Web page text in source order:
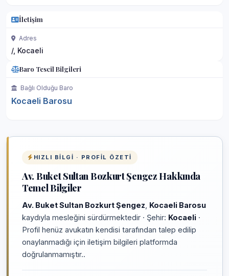
İletişim
Adres
/, Kocaeli
Baro Tescil Bilgileri
Bağlı Olduğu Baro
Kocaeli Barosu
HIZLI BILGI · PROFIL ÖZETI
Av. Buket Sultan Bozkurt Şengez Hakkında
Temel Bilgiler
Av. Buket Sultan Bozkurt Şengez Kocaeli Barosu
kaydıyla mesleğini sürdürmektedir · Şehir: Kocaeli ·
Profil henüz avukatın kendisi tarafından talep edilip
onaylanmadığı için iletişim bilgileri platformda
doğrulanmamıştır..